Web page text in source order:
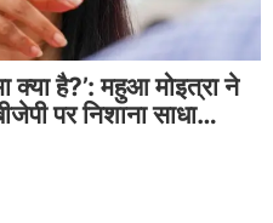
क्या है?’: महुआ मोइत्रा ने
पर निशाना साधा…